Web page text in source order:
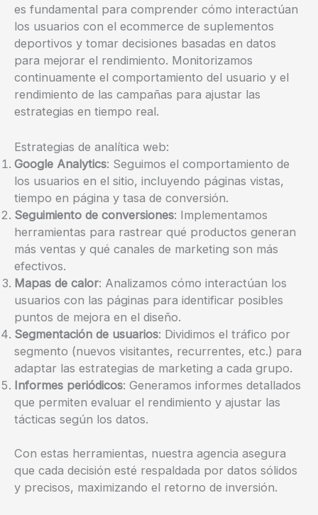
es fundamental para comprender cómo interactúan
los usuarios con el ecommerce de suplementos
deportivos y tomar decisiones basadas en datos
para mejorar el rendimiento. Monitorizamos
continuamente el comportamiento del usuario y el
rendimiento de las campañas para ajustar las
estrategias en tiempo real.
Estrategias de analítica web:
Google Analytics: Seguimos el comportamiento de
los usuarios en el sitio, incluyendo páginas vistas,
tiempo en página y tasa de conversión.
Seguimiento de conversiones: Implementamos
herramientas para rastrear qué productos generan
más ventas y qué canales de marketing son más
efectivos.
Mapas de calor: Analizamos cómo interactúan los
usuarios con las páginas para identificar posibles
puntos de mejora en el diseño.
Segmentación de usuarios: Dividimos el tráfico por
segmento (nuevos visitantes, recurrentes, etc.) para
adaptar las estrategias de marketing a cada grupo.
Informes periódicos: Generamos informes detallados
que permiten evaluar el rendimiento y ajustar las
tácticas según los datos.
Con estas herramientas, nuestra agencia asegura
que cada decisión esté respaldada por datos sólidos
y precisos, maximizando el retorno de inversión.